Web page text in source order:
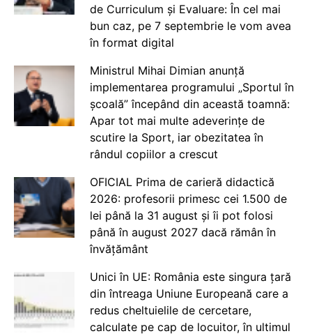
de Curriculum și Evaluare: În cel mai
bun caz, pe 7 septembrie le vom avea
în format digital
Ministrul Mihai Dimian anunță
implementarea programului „Sportul în
școală” începând din această toamnă:
Apar tot mai multe adeverințe de
scutire la Sport, iar obezitatea în
rândul copiilor a crescut
OFICIAL Prima de carieră didactică
2026: profesorii primesc cei 1.500 de
lei până la 31 august și îi pot folosi
până în august 2027 dacă rămân în
învățământ
Unici în UE: România este singura țară
din întreaga Uniune Europeană care a
redus cheltuielile de cercetare,
calculate pe cap de locuitor, în ultimul